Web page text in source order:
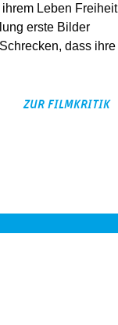
Leben Freiheit
erste Bilder
dass ihre
ZUR FILMKRITIK